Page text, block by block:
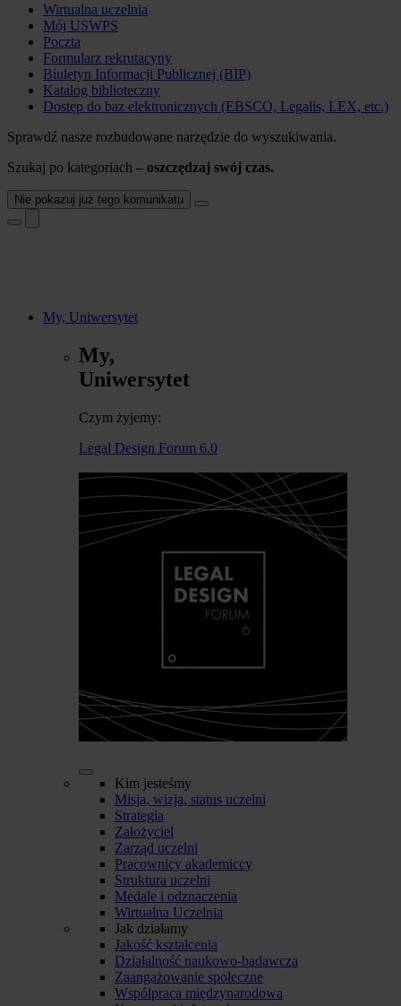
Wirtualna uczelnia
Mój USWPS
Poczta
Formularz rekrutacyny
Biuletyn Informacji Publicznej (BIP)
Katalog biblioteczny
Dostęp do baz elektronicznych (EBSCO, Legalis, LEX, etc.)
Sprawdź nasze rozbudowane narzędzie do wyszukiwania.
Szukaj po kategoriach – oszczędzaj swój czas.
Nie pokazuj już tego komunikatu
My, Uniwersytet
My,
Uniwersytet
Czym żyjemy:
Legal Design Forum 6.0
Kim jesteśmy
Misja, wizja, status uczelni
Strategia
Założyciel
Zarząd uczelni
Pracownicy akademiccy
Struktura uczelni
Medale i odznaczenia
Wirtualna Uczelnia
Jak działamy
Jakość kształcenia
Działalność naukowo-badawcza
Zaangażowanie społeczne
Współpraca międzynarodowa